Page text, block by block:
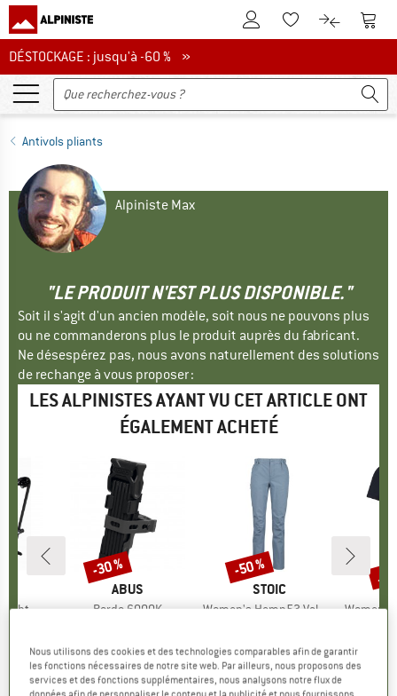
Vers le compte client
Vers la liste
Vers le
DÉSTOCKAGE : jusqu'à -60 %
DÉSTOCKAGE : jusqu'à -60 % »
Antivols pliants
Alpiniste Max
"LE PRODUIT N'EST PLUS DISPONIBLE."
Soit il s'agit d'un ancien modèle, soit nous ne pouvons plus
ou ne commanderons plus le produit auprès du fabricant.
Ne désespérez pas, nous avons naturellement des solutions
de rechange à vous proposer :
LES ALPINISTES AYANT VU CET ARTICLE ONT
ÉGALEMENT ACHETÉ
Light
)
MARQUE
ABUS
Article
Bordo 6000K
76,97 €
Remise
-30 %
MARQUE
STOIC
Article
Women's Hemp53 ValenSt. Pant
4,6(22)
Remise
-50 %
Article
Women's
Nous utilisons des cookies et des technologies comparables afin de garantir
les fonctions nécessaires de notre site web. Par ailleurs, nous proposons des
services et des fonctions supplémentaires, nous analysons notre flux de